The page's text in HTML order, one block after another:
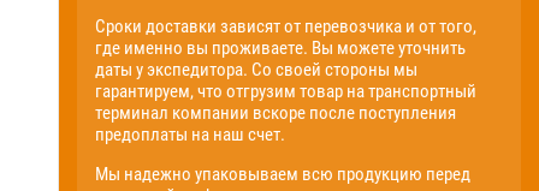
Сроки доставки зависят от перевозчика и от того,
где именно вы проживаете. Вы можете уточнить
даты у экспедитора. Со своей стороны мы
гарантируем, что отгрузим товар на транспортный
терминал компании вскоре после поступления
предоплаты на наш счет.
Мы надежно упаковываем всю продукцию перед